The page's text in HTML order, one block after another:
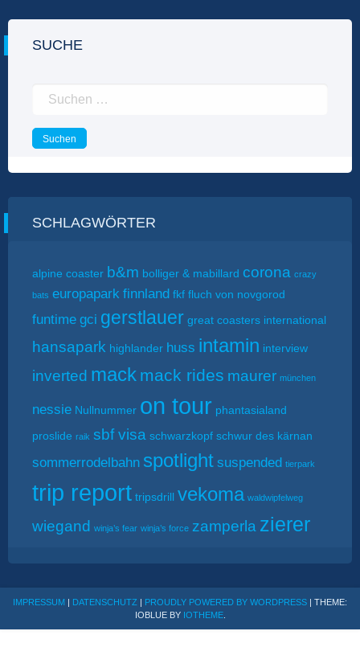
SUCHE
Suchen
SCHLAGWÖRTER
alpine coaster b&m bolliger & mabillard corona crazy
bats europapark finnland fkf fluch von novgorod
funtime gci gerstlauer great coasters international
hansapark highlander huss intamin interview
inverted mack mack rides maurer münchen
nessie Nullnummer on tour phantasialand
proslide raik sbf visa schwarzkopf schwur des kärnan
sommerrodelbahn spotlight suspended tierpark
trip report tripsdrill vekoma waldwipfelweg
wiegand winja’s fear winja’s force zamperla zierer
IMPRESSUM | DATENSCHUTZ | PROUDLY POWERED BY WORDPRESS | THEME:
IOBLUE BY IOTHEME.